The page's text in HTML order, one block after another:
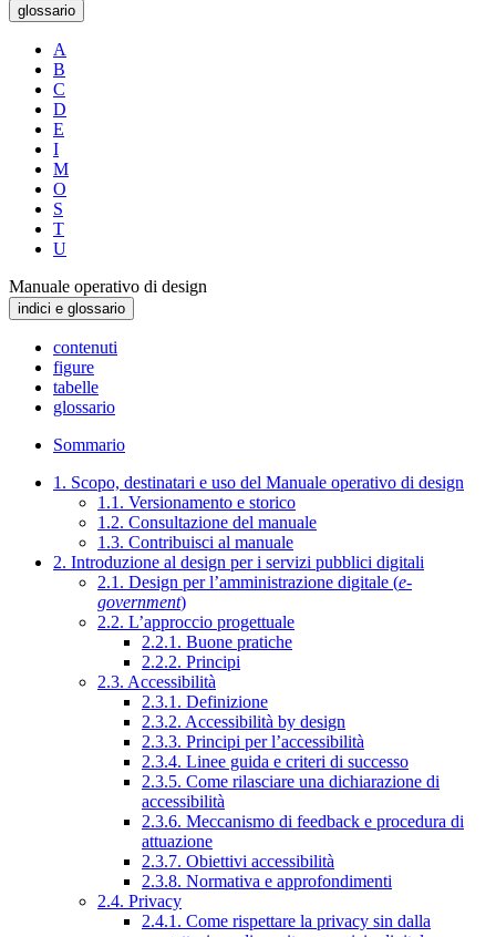
glossario
A
B
C
D
E
I
M
O
S
T
U
Manuale operativo di design
indici e glossario
contenuti
figure
tabelle
glossario
Sommario
1. Scopo, destinatari e uso del Manuale operativo di design
1.1. Versionamento e storico
1.2. Consultazione del manuale
1.3. Contribuisci al manuale
2. Introduzione al design per i servizi pubblici digitali
2.1. Design per l’amministrazione digitale (e-
government)
2.2. L’approccio progettuale
2.2.1. Buone pratiche
2.2.2. Principi
2.3. Accessibilità
2.3.1. Definizione
2.3.2. Accessibilità by design
2.3.3. Principi per l’accessibilità
2.3.4. Linee guida e criteri di successo
2.3.5. Come rilasciare una dichiarazione di
accessibilità
2.3.6. Meccanismo di feedback e procedura di
attuazione
2.3.7. Obiettivi accessibilità
2.3.8. Normativa e approfondimenti
2.4. Privacy
2.4.1. Come rispettare la privacy sin dalla